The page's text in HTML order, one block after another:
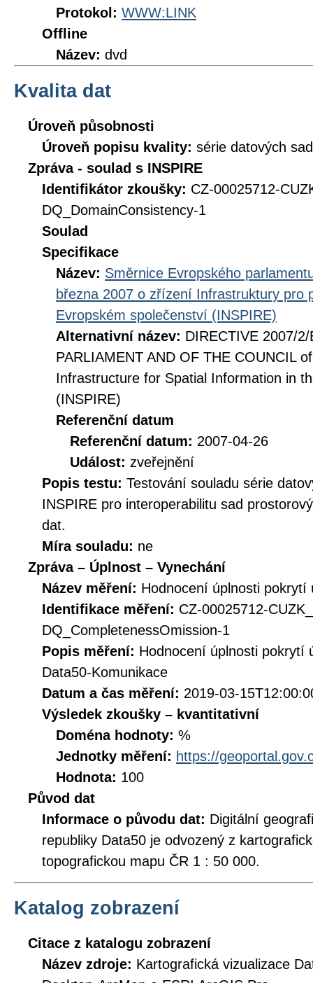
Protokol: WWW:LINK
Offline
Název: dvd
Kvalita dat
Úroveň působnosti
Úroveň popisu kvality: série datových sad
Zpráva - soulad s INSPIRE
Identifikátor zkoušky: CZ-00025712-
DQ_DomainConsistency-1
Soulad
Specifikace
Název: Směrnice Evropského
března 2007 o zřízení Infrastruktury pro
Evropském společenství (INSPIRE)
Alternativní název: DIRECTIVE 2007/
PARLIAMENT AND OF THE COUNCIL
Infrastructure for Spatial Information in
(INSPIRE)
Referenční datum
Referenční datum: 2007-04-26
Událost: zveřejnění
Popis testu: Testování souladu série
INSPIRE pro interoperabilitu sad
dat.
Míra souladu: ne
Zpráva – Úplnost – Vynechání
Název měření: Hodnocení úplnosti pokrytí
Identifikace měření: CZ-00025712-
DQ_CompletenessOmission-1
Popis měření: Hodnocení úplnosti pokrytí
Data50-Komunikace
Datum a čas měření: 2019-03-
Výsledek zkoušky – kvantitativní
Doména hodnoty: %
Jednotky měření: https://
Hodnota: 100
Původ dat
Informace o původu dat: Digitální
republiky Data50 je odvozený z
topografickou mapu ČR 1 : 50 000.
Katalog zobrazení
Citace z katalogu zobrazení
Název zdroje: Kartografická vizualizace